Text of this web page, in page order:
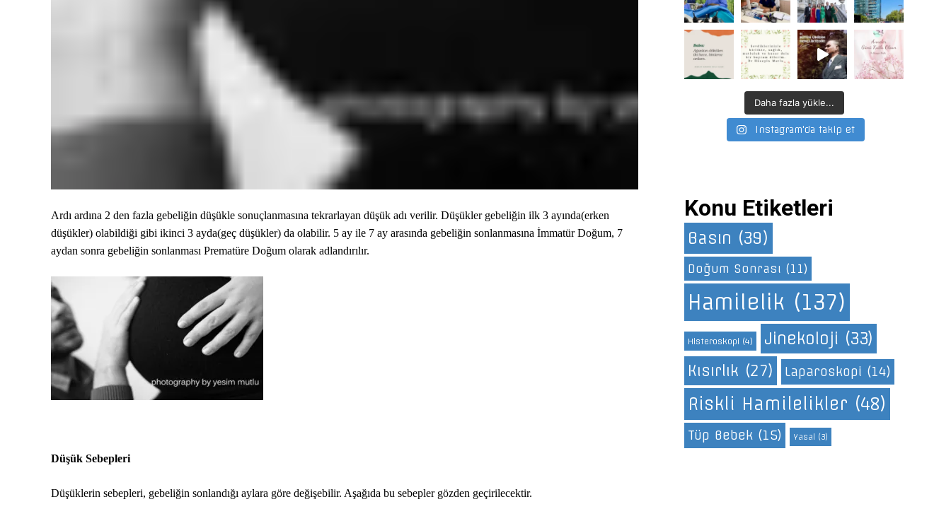
Ardı ardına 2 den fazla gebeliğin düşükle sonuçlanmasına tekrarlayan düşük adı verilir. Düşükler gebeliğin ilk 3 ayında(erken
düşükler) olabildiği gibi ikinci 3 ayda(geç düşükler) da olabilir. 5 ay ile 7 ay arasında gebeliğin sonlanmasına İmmatür Doğum, 7
aydan sonra gebeliğin sonlanması Prematüre Doğum olarak adlandırılır.
Düşük Sebepleri
Düşüklerin sebepleri, gebeliğin sonlandığı aylara göre değişebilir. Aşağıda bu sebepler gözden geçirilecektir.
Daha fazla yükle...
Instagram'da takip et
Konu Etiketleri
Basın (39)
Doğum Sonrası (11)
Hamilelik (137)
Histeroskopi (4) Jinekoloji (33)
Kısırlık (27) Laparoskopi (14)
Riskli Hamilelikler (48)
Tüp Bebek (15) Yasal (3)